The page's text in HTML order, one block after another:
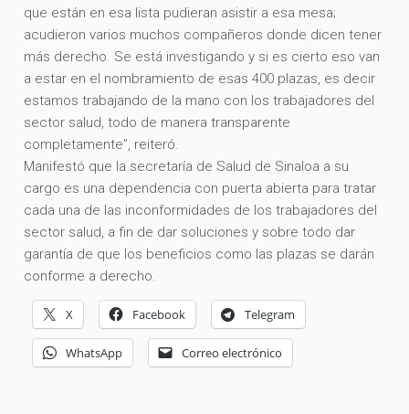
que están en esa lista pudieran asistir a esa mesa;
acudieron varios muchos compañeros donde dicen tener
más derecho. Se está investigando y si es cierto eso van
a estar en el nombramiento de esas 400 plazas, es decir
estamos trabajando de la mano con los trabajadores del
sector salud, todo de manera transparente
completamente”, reiteró.
Manifestó que la secretaría de Salud de Sinaloa a su
cargo es una dependencia con puerta abierta para tratar
cada una de las inconformidades de los trabajadores del
sector salud, a fin de dar soluciones y sobre todo dar
garantía de que los beneficios como las plazas se darán
conforme a derecho.
X Facebook Telegram
WhatsApp Correo electrónico